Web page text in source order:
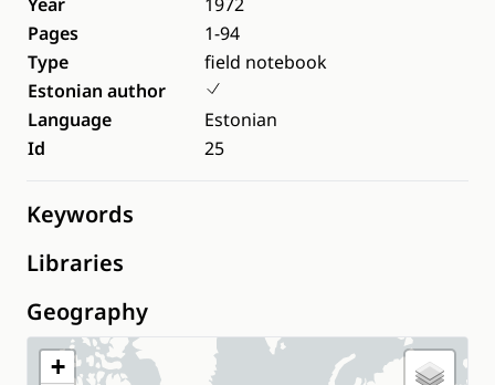
Pages
1-94
Type
field notebook
Estonian author
Language
Estonian
Id
25
Keywords
Libraries
Geography
+